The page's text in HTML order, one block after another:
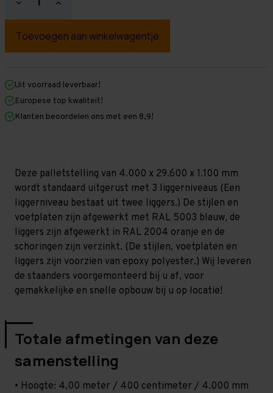
Hoeveelheid
verlagen
Palletstelling
mm
mm
x
1.100
mm
Standaard
-
T80
Hoeveelheid
verhogen
Palletstelling
mm
mm
1.100
mm
Standaard
-
T80
Uit voorraad leverbaar!
Europese top kwaliteit!
Klanten beoordelen ons met een 8,9!
Deze palletstelling van 4.000 x 29.600 x 1.100 mm
wordt standaard uitgerust met 3 liggerniveaus (Een
liggerniveau bestaat uit twee liggers.) De stijlen en
voetplaten zijn afgewerkt met RAL 5003 blauw, de
liggers zijn afgewerkt in RAL 2004 oranje en de
schoringen zijn verzinkt. (De stijlen, voetplaten en
liggers zijn voorzien van epoxy polyester.) Wij leveren
de staanders voorgemonteerd bij u af, voor
gemakkelijke en snelle opbouw bij u op locatie!
Totale afmetingen van deze
samenstelling
• Hoogte: 4,00 meter / 400 centimeter / 4.000 mm